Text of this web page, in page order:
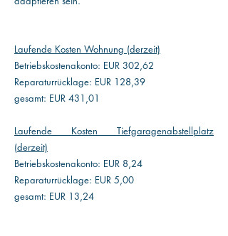
Laufende Kosten Wohnung (derzeit)
​Betriebskostenakonto: EUR 302,62
Reparaturrücklage: EUR 128,39
gesamt: EUR 431,01
Laufende Kosten Tiefgaragenabstellplatz
(derzeit)
​Betriebskostenakonto: EUR 8,24
Reparaturrücklage: EUR 5,00
gesamt: EUR 13,24